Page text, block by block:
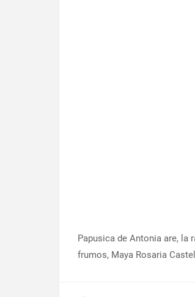
Papusica de Antonia are, la
frumos, Maya Rosaria